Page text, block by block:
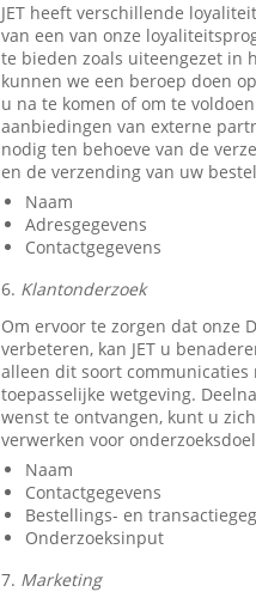
JET heeft verschillende
van een van onze
te bieden zoals uiteengezet in
kunnen we een beroep doen
u na te komen of om te
aanbiedingen van externe
nodig ten behoeve van de
en de verzending van uw
Naam
Adresgegevens
Contactgegevens
6. Klantonderzoek
Om ervoor te zorgen dat onze
verbeteren, kan JET u
alleen dit soort communicaties
toepasselijke wetgeving.
wenst te ontvangen, kunt u
verwerken voor
Naam
Contactgegevens
Bestellings- en
Onderzoeksinput
7. Marketing